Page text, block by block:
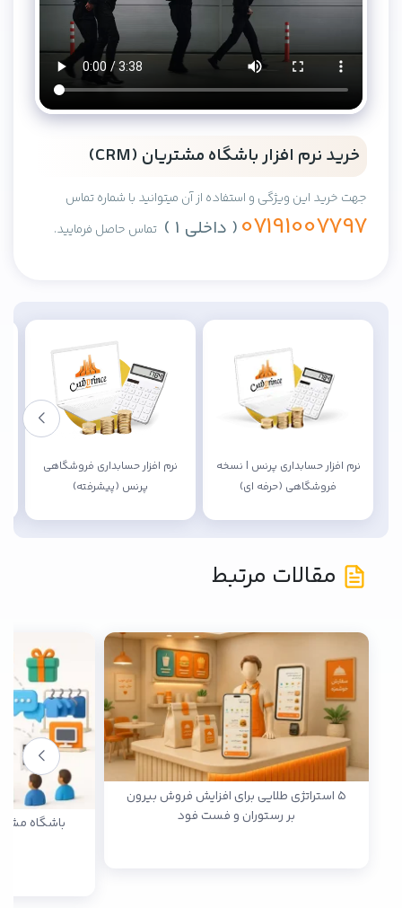
خرید نرم افزار باشگاه مشتریان (CRM)
جهت خرید این ویژگی و استفاده از آن میتوانید با شماره تماس
07191007797 ( داخلی 1 ) تماس حاصل فرمایید.
نرم افزار حسابداری پرنس | نسخه
فروشگاهی (حرفه ای)
نرم افزار حسابداری فروشگاهی
پرنس (پیشرفته)
مقالات مرتبط
۵ استراتژی طلایی برای افزایش فروش بیرون
بر رستوران و فست فود
باشگاه